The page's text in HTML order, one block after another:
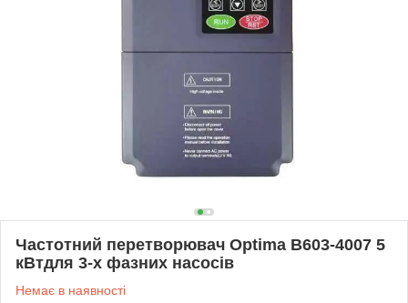
Частотний перетворювач Optima B603-4007 5
кВтдля 3-х фазних насосів
Немає в наявності